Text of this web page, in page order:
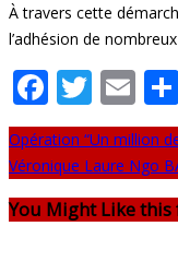
À travers cette
l’adhésion de
Facebook
Opération “Un million
Véronique Laure Ngo
You Might Like this